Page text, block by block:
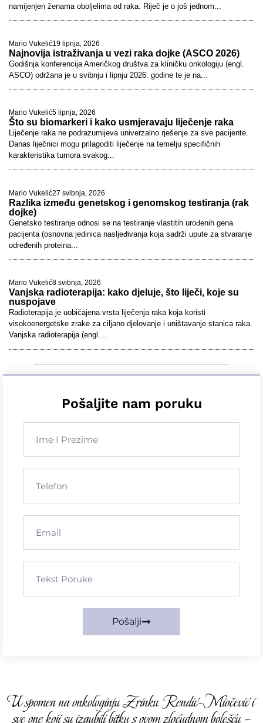
namijenjen ženama oboljelima od raka. Riječ je o još jednom...
Mario Vukelić19 lipnja, 2026
Najnovija istraživanja u vezi raka dojke (ASCO 2026)
Godišnja konferencija Američkog društva za kliničku onkologiju (engl.
ASCO) održana je u svibnju i lipnju 2026. godine te je na...
Mario Vukelić5 lipnja, 2026
Što su biomarkeri i kako usmjeravaju liječenje raka
Liječenje raka ne podrazumijeva univerzalno rješenje za sve pacijente.
Danas liječnici mogu prilagoditi liječenje na temelju specifičnih
karakteristika tumora svakog...
Mario Vukelić27 svibnja, 2026
Razlika između genetskog i genomskog testiranja (rak
dojke)
Genetsko testiranje odnosi se na testiranje vlastitih urođenih gena
pacijenta (osnovna jedinica nasljeđivanja koja sadrži upute za stvaranje
određenih proteina...
Mario Vukelić8 svibnja, 2026
Vanjska radioterapija: kako djeluje, što liječi, koje su
nuspojave
Radioterapija je uobičajena vrsta liječenja raka koja koristi
visokoenergetske zrake za ciljano djelovanje i uništavanje stanica raka.
Vanjska radioterapija (engl....
Pošaljite nam poruku
Pošalji
U spomen na onkologinju Zrinku Rendić-Miočević i
sve one koji su izgubili bitku s ovom zloćudnom bolešću –